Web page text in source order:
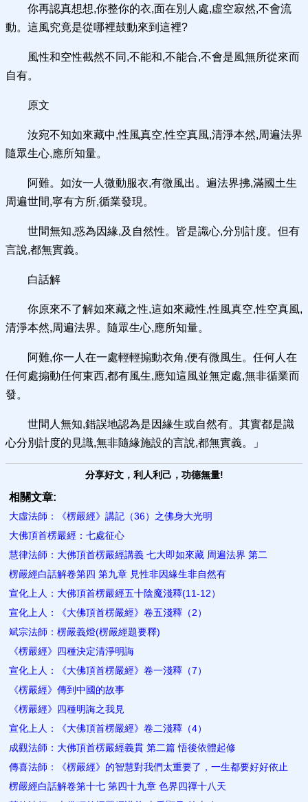
你再認真想想,你整你的衣,面在別人處,虛空寂然,不會流
動。這風究竟是從哪裡鼓動來到這裡?
風性和空性截然不同,不能和,不能合,不會是風無所從來而
自有。
原文
汝宛不知如來藏中,性風真空,性空真風,清淨本然,周遍法界
隨眾生心,應所知量。
阿難。如汝一人微動服衣,有微風出。遍法界拂,滿國土生
周遍世間,寧有方所,循業發現。
世間無知,惑為因緣,及自然性。皆是識心,分別計度。但有
言說,都無實義。
白話解
你原來不了解如來藏之性,這如來藏性,性風真空,性空真風,
清淨本然,周遍法界。隨眾生心,應所知量。
阿難,你一人在一處輕輕搧動衣角,便有微風生。任何人在
任何處搧動任何東西,都有風生,應知這風並無定處,無非循業而
發。
世間人無知,錯誤地認為是因緣生或自然有。其實都是識
心分別計度的見識,無非隨緣施設的言說,都無實義。」
分享好文，利人利己，功德無量!
相關文章:
大虛法師：《楞嚴經》講記（36）之佛身大光明
大佛頂首楞嚴經：七處征心
慧律法師：大佛頂首楞嚴經講義 七大即如來藏 周遍法界 第二
楞嚴經白話解卷第四 第九章 見性非因緣生非自然有
宣化上人：大佛頂首楞嚴經五十陰魔淺釋(11-12）
宣化上人：《大佛頂首楞嚴經》卷五淺釋（2）
斌宗法師：楞嚴義燈(楞嚴經題要釋)
《楞嚴經》四種決定清淨明誨
宣化上人：《大佛頂首楞嚴經》卷一淺釋（7）
《楞嚴經》傳到中國的故事
《楞嚴經》四種明誨之我見
宣化上人：《大佛頂首楞嚴經》卷二淺釋（4）
成觀法師：大佛頂首楞嚴經義貫 第二篇 悟後依體起修
傳喜法師：《楞嚴經》的智慧對我們太重要了，一生都要好好依止
楞嚴經白話解卷第十七 第四十九章 色界四禪十八天